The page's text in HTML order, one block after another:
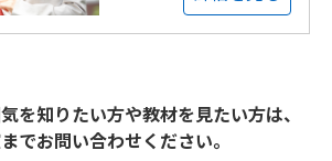
を知りたい方や教材を見たい方は、
でお問い合わせください。